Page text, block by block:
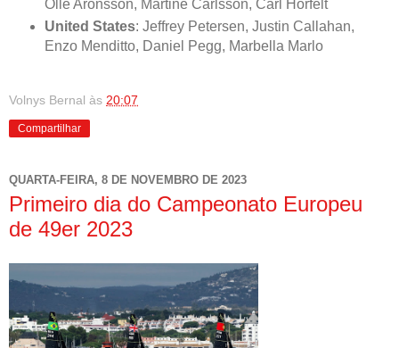
Olle Aronsson, Martine Carlsson, Carl Horfelt
United States: Jeffrey Petersen, Justin Callahan,
Enzo Menditto, Daniel Pegg, Marbella Marlo
Volnys Bernal às 20:07
Compartilhar
QUARTA-FEIRA, 8 DE NOVEMBRO DE 2023
Primeiro dia do Campeonato Europeu
de 49er 2023